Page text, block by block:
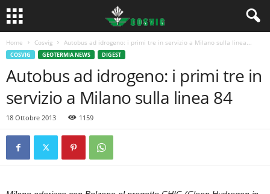
Home Cosvig Autobus ad idrogeno: i primi tre in servizio a Milano sulla linea...
COSVIG GEOTERMIA NEWS DIGEST
Autobus ad idrogeno: i primi tre in
servizio a Milano sulla linea 84
18 Ottobre 2013 1159